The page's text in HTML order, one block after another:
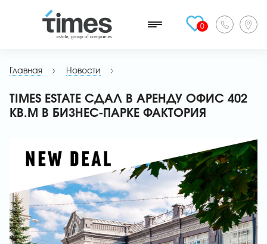
0
Главная Новости
TIMES ESTATE СДАЛ В АРЕНДУ ОФИС 402
КВ.М В БИЗНЕС-ПАРКЕ ФАКТОРИЯ